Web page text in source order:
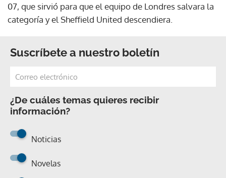
07, que sirvió para que el equipo de Londres salvara la
categoría y el Sheffield United descendiera.
Suscríbete a nuestro boletín
¿De cuáles temas quieres recibir
información?
Noticias
Novelas